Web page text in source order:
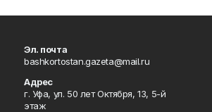
Эл. почта
bashkortostan.gazeta@mail.ru
Адрес
г. Уфа, ул. 50 лет Октября, 13, 5-й
этаж